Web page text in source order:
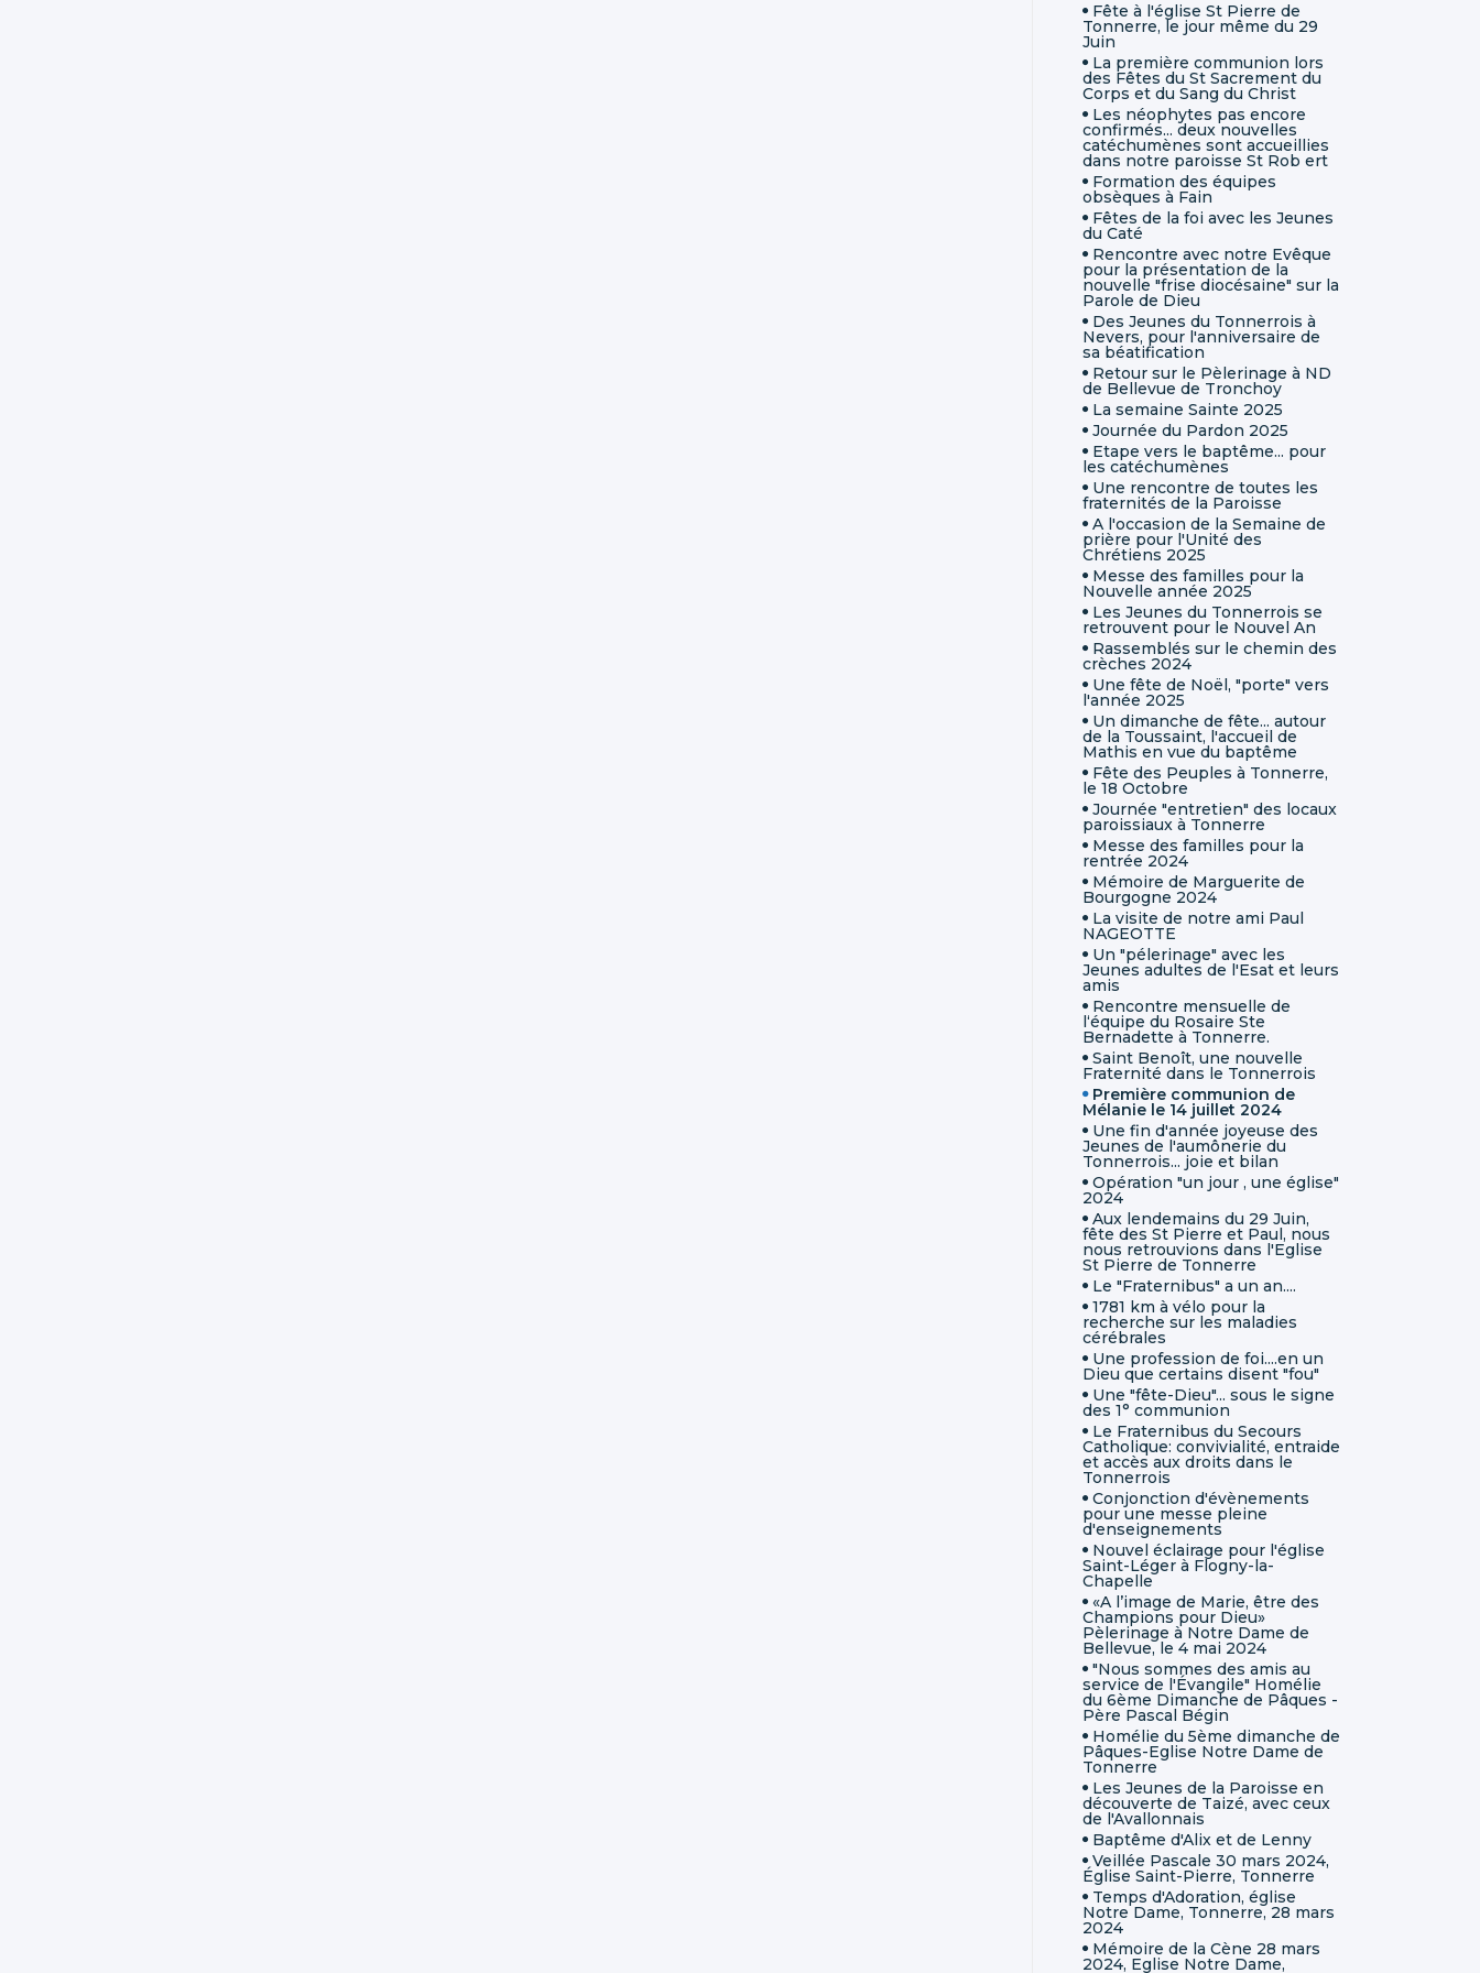
Fête à l'église St Pierre de
Tonnerre, le jour même du 29
Juin
La première communion lors
des Fêtes du St Sacrement du
Corps et du Sang du Christ
Les néophytes pas encore
confirmés... deux nouvelles
catéchumènes sont accueillies
dans notre paroisse St Rob ert
Formation des équipes
obsèques à Fain
Fêtes de la foi avec les Jeunes
du Caté
Rencontre avec notre Evêque
pour la présentation de la
nouvelle "frise diocésaine" sur la
Parole de Dieu
Des Jeunes du Tonnerrois à
Nevers, pour l'anniversaire de
sa béatification
Retour sur le Pèlerinage à ND
de Bellevue de Tronchoy
La semaine Sainte 2025
Journée du Pardon 2025
Etape vers le baptême... pour
les catéchumènes
Une rencontre de toutes les
fraternités de la Paroisse
A l'occasion de la Semaine de
prière pour l'Unité des
Chrétiens 2025
Messe des familles pour la
Nouvelle année 2025
Les Jeunes du Tonnerrois se
retrouvent pour le Nouvel An
Rassemblés sur le chemin des
crèches 2024
Une fête de Noël, "porte" vers
l'année 2025
Un dimanche de fête... autour
de la Toussaint, l'accueil de
Mathis en vue du baptême
Fête des Peuples à Tonnerre,
le 18 Octobre
Journée "entretien" des locaux
paroissiaux à Tonnerre
Messe des familles pour la
rentrée 2024
Mémoire de Marguerite de
Bourgogne 2024
La visite de notre ami Paul
NAGEOTTE
Un "pélerinage" avec les
Jeunes adultes de l'Esat et leurs
amis
Rencontre mensuelle de
l‘équipe du Rosaire Ste
Bernadette à Tonnerre.
Saint Benoît, une nouvelle
Fraternité dans le Tonnerrois
Première communion de
Mélanie le 14 juillet 2024
Une fin d'année joyeuse des
Jeunes de l'aumônerie du
Tonnerrois... joie et bilan
Opération "un jour , une église"
2024
Aux lendemains du 29 Juin,
fête des St Pierre et Paul, nous
nous retrouvions dans l'Eglise
St Pierre de Tonnerre
Le "Fraternibus" a un an....
1781 km à vélo pour la
recherche sur les maladies
cérébrales
Une profession de foi....en un
Dieu que certains disent "fou"
Une "fête-Dieu"... sous le signe
des 1° communion
Le Fraternibus du Secours
Catholique: convivialité, entraide
et accès aux droits dans le
Tonnerrois
Conjonction d'évènements
pour une messe pleine
d'enseignements
Nouvel éclairage pour l'église
Saint-Léger à Flogny-la-
Chapelle
«A l’image de Marie, être des
Champions pour Dieu»
Pèlerinage à Notre Dame de
Bellevue, le 4 mai 2024
"Nous sommes des amis au
service de l'Évangile" Homélie
du 6ème Dimanche de Pâques -
Père Pascal Bégin
Homélie du 5ème dimanche de
Pâques-Eglise Notre Dame de
Tonnerre
Les Jeunes de la Paroisse en
découverte de Taizé, avec ceux
de l'Avallonnais
Baptême d'Alix et de Lenny
Veillée Pascale 30 mars 2024,
Église Saint-Pierre, Tonnerre
Temps d'Adoration, église
Notre Dame, Tonnerre, 28 mars
2024
Mémoire de la Cène 28 mars
2024, Eglise Notre Dame,